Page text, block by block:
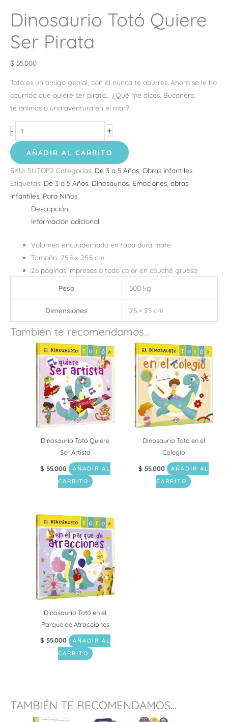
Dinosaurio Totó Quiere
Ser Pirata
$ 55.000
Totó es un amigo genial, con él nunca te aburres. Ahora se le ha
ocurrido que quiere ser pirata… ¿Qué me dices, Bucanero,
te animas a una aventura en el mar?
- +
AÑADIR AL CARRITO
SKU: SUTOP2 Categorías: De 3 a 5 Años, Obras Infantiles
Etiquetas: De 3 a 5 Años, Dinosaurios, Emociones, obras
infantiles, Para Niños
Descripción
Información adicional
Volumen encuadernado en tapa dura mate
Tamaño: 25.5 x 25.5 cm.
26 páginas impresas a todo color en couché grueso
Peso 500 kg
Dimensiones 25 × 25 cm
También te recomendamos…
Dinosaurio Totó Quiere
Ser Artista
$ 55.000
AÑADIR AL
CARRITO
Dinosaurio Totó en el
Colegio
$ 55.000
AÑADIR AL
CARRITO
Dinosaurio Totó en el
Parque de Atracciones
$ 55.000
AÑADIR AL
CARRITO
TAMBIÉN TE RECOMENDAMOS...